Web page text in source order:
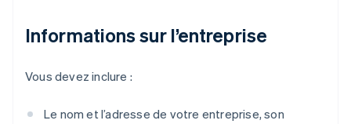
Informations sur l’entreprise
Vous devez inclure :
Le nom et l’adresse de votre entreprise, son